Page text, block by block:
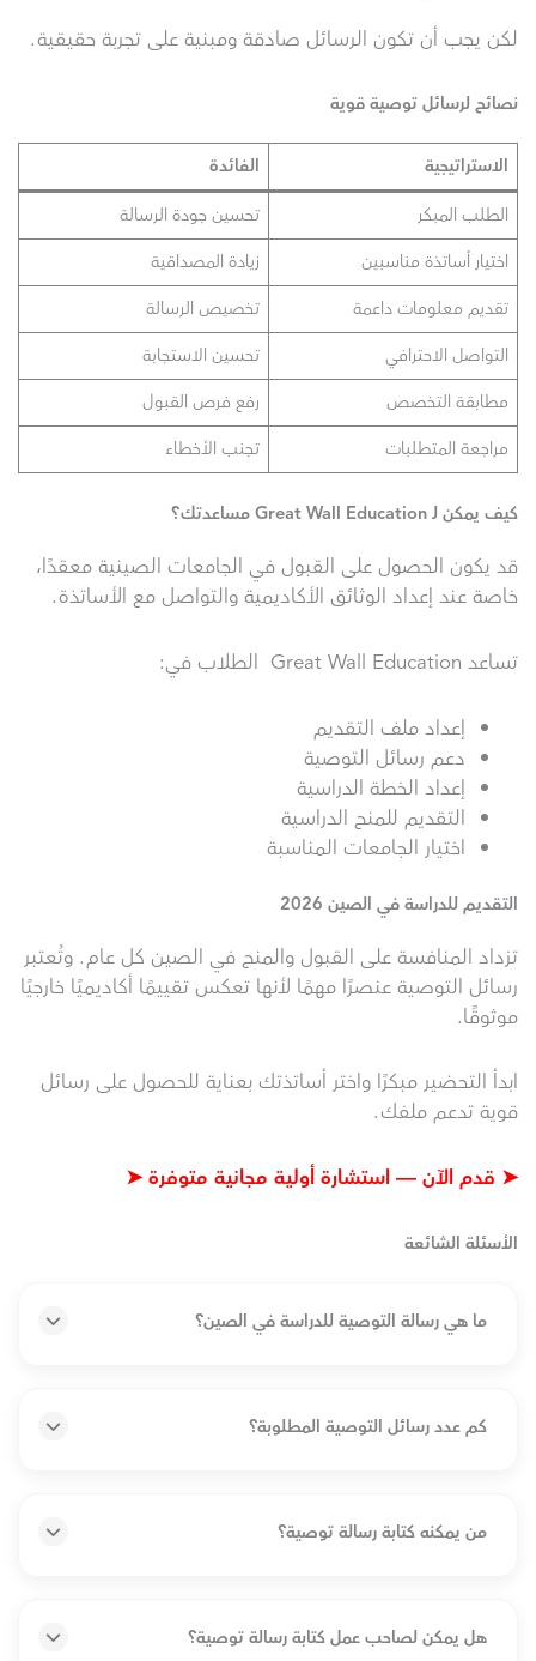
لكن يجب أن تكون الرسائل صادقة ومبنية على تجربة حقيقية.
نصائح لرسائل توصية قوية
الاستراتيجية
الفائدة
الطلب المبكر
تحسين جودة الرسالة
اختيار أساتذة مناسبين
زيادة المصداقية
تقديم معلومات داعمة
تخصيص الرسالة
التواصل الاحترافي
تحسين الاستجابة
مطابقة التخصص
رفع فرص القبول
مراجعة المتطلبات
تجنب الأخطاء
كيف يمكن لـ Great Wall Education مساعدتك؟
قد يكون الحصول على القبول في الجامعات الصينية معقدًا،
خاصة عند إعداد الوثائق الأكاديمية والتواصل مع الأساتذة.
تساعد Great Wall Education الطلاب في:
إعداد ملف التقديم
دعم رسائل التوصية
إعداد الخطة الدراسية
التقديم للمنح الدراسية
اختيار الجامعات المناسبة
التقديم للدراسة في الصين 2026
تزداد المنافسة على القبول والمنح في الصين كل عام. وتُعتبر
رسائل التوصية عنصرًا مهمًا لأنها تعكس تقييمًا أكاديميًا خارجيًا
موثوقًا.
ابدأ التحضير مبكرًا واختر أساتذتك بعناية للحصول على رسائل
قوية تدعم ملفك.
➤ قدم الآن — استشارة أولية مجانية متوفرة ➤
الأسئلة الشائعة
ما هي رسالة التوصية للدراسة في الصين؟
كم عدد رسائل التوصية المطلوبة؟
من يمكنه كتابة رسالة توصية؟
هل يمكن لصاحب عمل كتابة رسالة توصية؟